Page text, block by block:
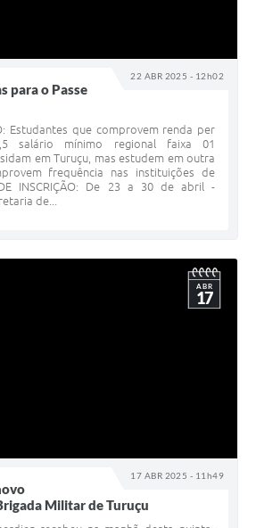
22 ABR 2025 - 12h02
para o Passe
Estudantes que comprovem renda per
salário mínimo regional faixa 01
em Turuçu, mas estudem em outra
frequência nas instituições de
INSCRIÇÃO: De 23 a 30 de abril -
de...
17 ABR 2025 - 11h49
ABR
17
Militar de Turuçu